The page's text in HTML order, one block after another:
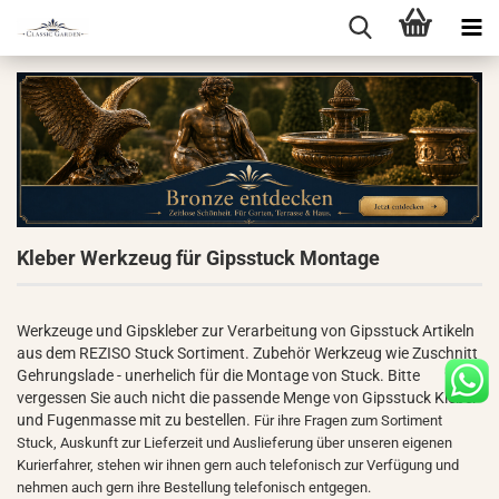
Kleber Werkzeug für Gipsstuck Montage
Werkzeuge und Gipskleber zur Verarbeitung von Gipsstuck Artikeln
aus dem REZISO Stuck Sortiment. Zubehör Werkzeug wie Zuschnitt
Gehrungslade - unerhelich für die Montage von Stuck. Bitte
vergessen Sie auch nicht die passende Menge von Gipsstuck Kleber
und Fugenmasse mit zu bestellen. Für ihre Fragen zum Sortiment
Stuck, Auskunft zur Lieferzeit und Auslieferung über unseren eigenen
Kurierfahrer, stehen wir ihnen gern auch telefonisch zur Verfügung und
nehmen auch gern ihre Bestellung telefonisch entgegen.